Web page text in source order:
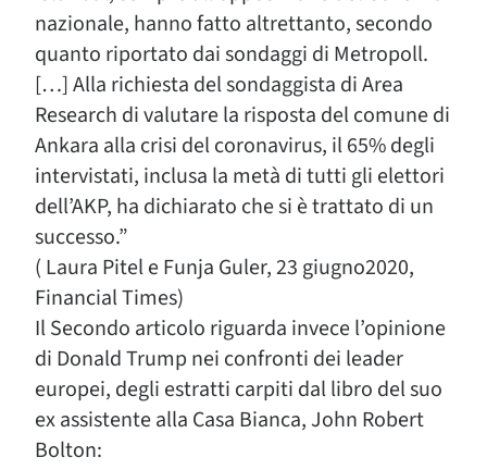
nazionale, hanno fatto altrettanto, secondo
quanto riportato dai sondaggi di Metropoll.
[…] Alla richiesta del sondaggista di Area
Research di valutare la risposta del comune di
Ankara alla crisi del coronavirus, il 65% degli
intervistati, inclusa la metà di tutti gli elettori
dell’AKP, ha dichiarato che si è trattato di un
successo.”
( Laura Pitel e Funja Guler, 23 giugno2020,
Financial Times)
Il Secondo articolo riguarda invece l’opinione
di Donald Trump nei confronti dei leader
europei, degli estratti carpiti dal libro del suo
ex assistente alla Casa Bianca, John Robert
Bolton: